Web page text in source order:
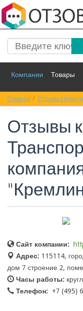
Компании Товары
Спорт Фильмы
Красота Здоровье
Главная Отзывы к
Отзывы к
Сайт компании:
Адрес: 115114,
дом 7 строение 2,
Часы работы:
Телефон:
+7 (495)